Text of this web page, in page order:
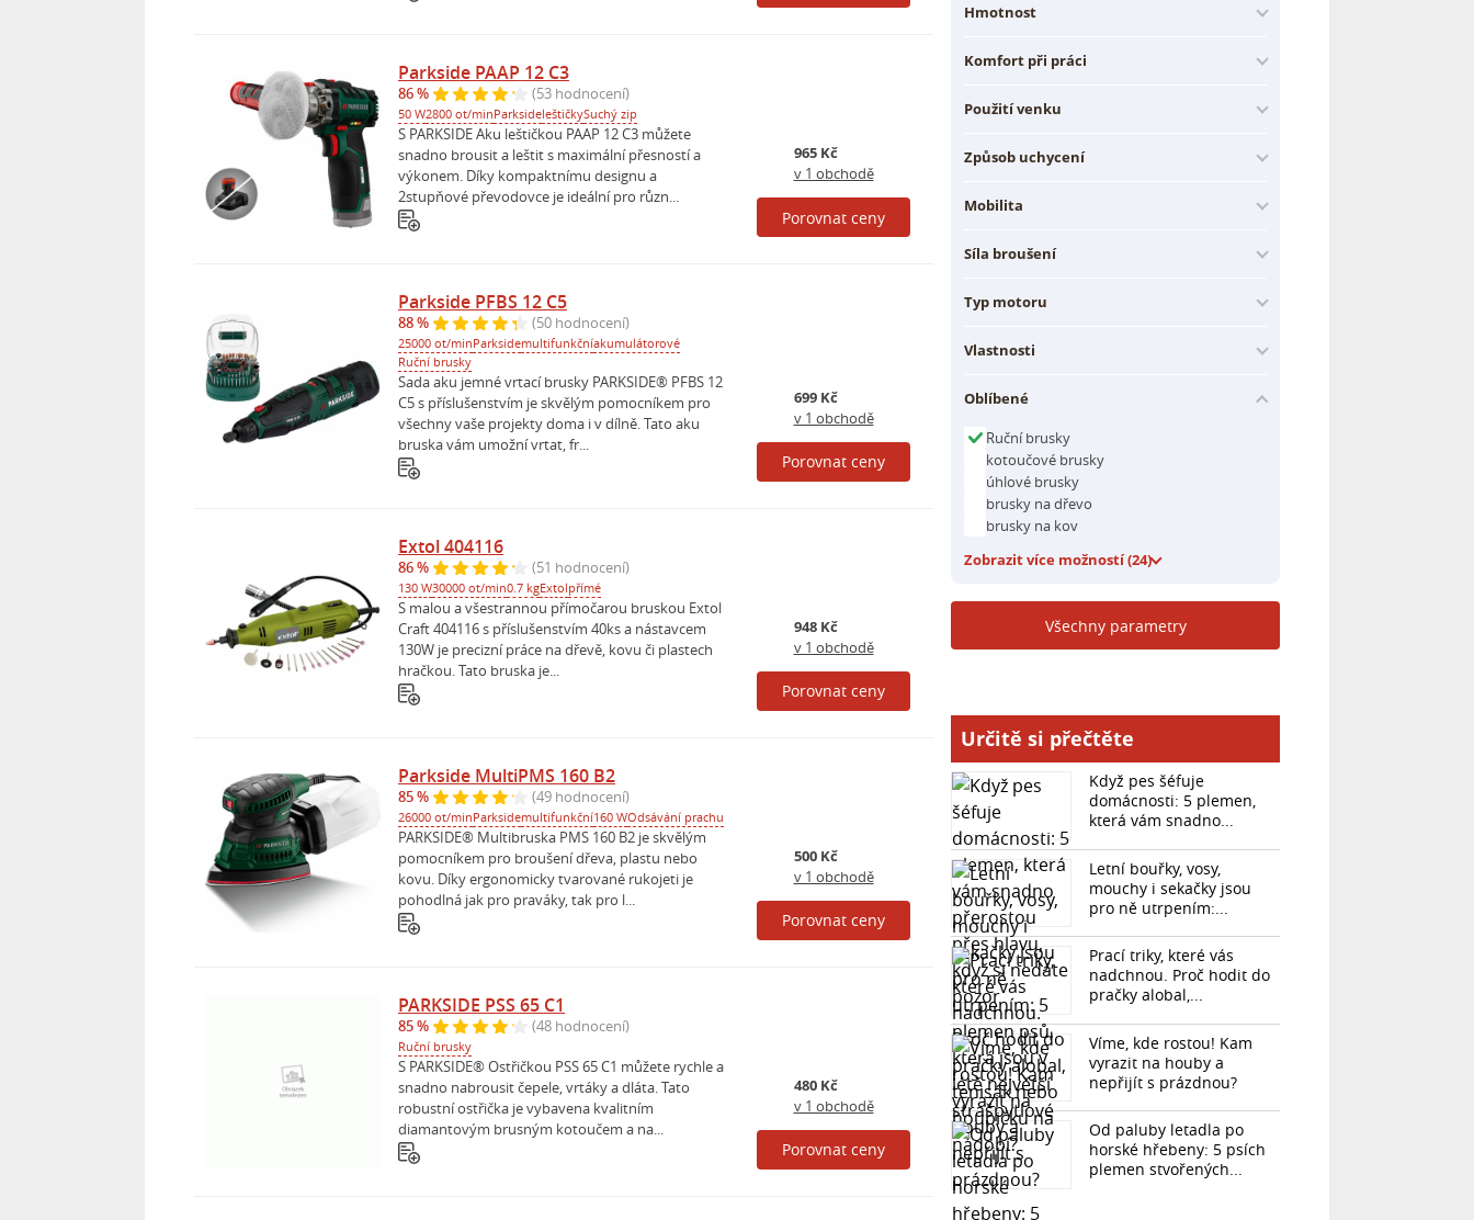
Parkside PAAP 12 C3
86 % (53 hodnocení)
50 W2800 ot/minParksideleštičkySuchý zip
S PARKSIDE Aku leštičkou PAAP 12 C3 můžete
snadno brousit a leštit s maximální přesností a
výkonem. Díky kompaktnímu designu a
2stupňové převodovce je ideální pro různ...
965 Kč
v 1 obchodě
Porovnat ceny
Parkside PFBS 12 C5
88 % (50 hodnocení)
25000 ot/minParksidemultifunkčníakumulátorové
Ruční brusky
Sada aku jemné vrtací brusky PARKSIDE® PFBS 12
C5 s příslušenstvím je skvělým pomocníkem pro
všechny vaše projekty doma i v dílně. Tato aku
bruska vám umožní vrtat, fr...
699 Kč
v 1 obchodě
Porovnat ceny
Extol 404116
86 % (51 hodnocení)
130 W30000 ot/min0.7 kgExtolpřímé
S malou a všestrannou přímočarou bruskou Extol
Craft 404116 s příslušenstvím 40ks a nástavcem
130W je precizní práce na dřevě, kovu či plastech
hračkou. Tato bruska je...
948 Kč
v 1 obchodě
Porovnat ceny
Parkside MultiPMS 160 B2
85 % (49 hodnocení)
26000 ot/minParksidemultifunkční160 WOdsávání prachu
PARKSIDE® Multibruska PMS 160 B2 je skvělým
pomocníkem pro broušení dřeva, plastu nebo
kovu. Díky ergonomicky tvarované rukojeti je
pohodlná jak pro praváky, tak pro l...
500 Kč
v 1 obchodě
Porovnat ceny
PARKSIDE PSS 65 C1
85 % (48 hodnocení)
Ruční brusky
S PARKSIDE® Ostřičkou PSS 65 C1 můžete rychle a
snadno nabrousit čepele, vrtáky a dláta. Tato
robustní ostřička je vybavena kvalitním
diamantovým brusným kotoučem a na...
480 Kč
v 1 obchodě
Porovnat ceny
Hmotnost
Komfort při práci
Použití venku
Způsob uchycení
Mobilita
Síla broušení
Typ motoru
Vlastnosti
Oblíbené
Ruční brusky
kotoučové brusky
úhlové brusky
brusky na dřevo
brusky na kov
Zobrazit více možností (24)
Všechny parametry
Určitě si přečtěte
Když pes šéfuje
domácnosti: 5 plemen,
která vám snadno...
Letní bouřky, vosy,
mouchy i sekačky jsou
pro ně utrpením:...
Prací triky, které vás
nadchnou. Proč hodit do
pračky alobal,...
Víme, kde rostou! Kam
vyrazit na houby a
nepřijít s prázdnou?
Od paluby letadla po
horské hřebeny: 5 psích
plemen stvořených...